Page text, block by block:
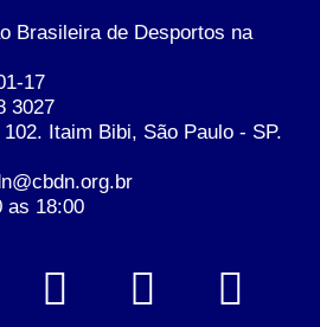
Brasileira de Desportos na
17
3027
Itaim Bibi, São Paulo - SP.
as 18:00